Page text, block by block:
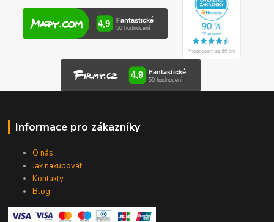
Informace pro zákazníky
O nás
Jak nakupovat
Kontakty
Blog